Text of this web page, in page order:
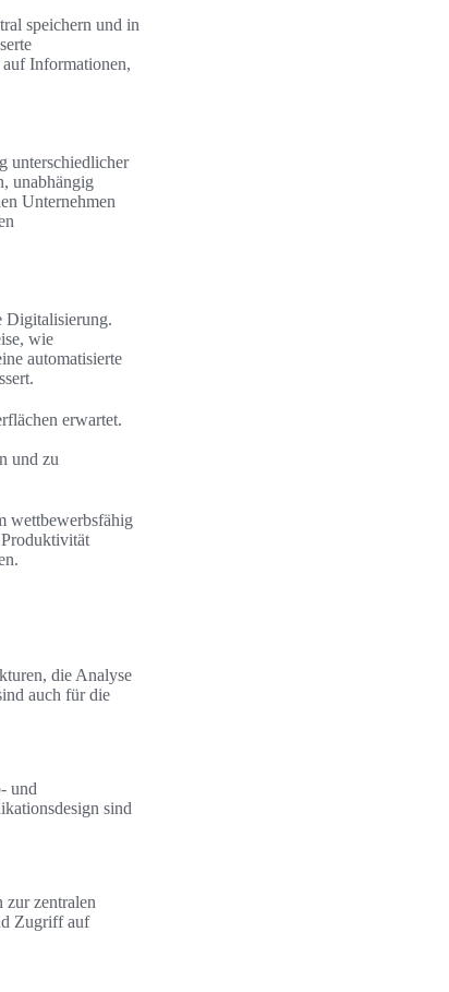
speichern und in
Informationen,
unterschiedlicher
unabhängig
Unternehmen
Digitalisierung.
wie
automatisierte
erwartet.
und zu
wettbewerbsfähig
die Analyse
auch für die
und
sind
zur zentralen
Zugriff auf